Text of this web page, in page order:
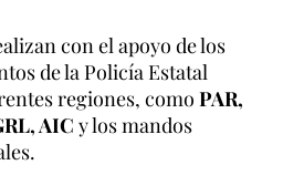
con el apoyo de los
de la Policía Estatal
regiones, como PAR,
AIC y los mandos